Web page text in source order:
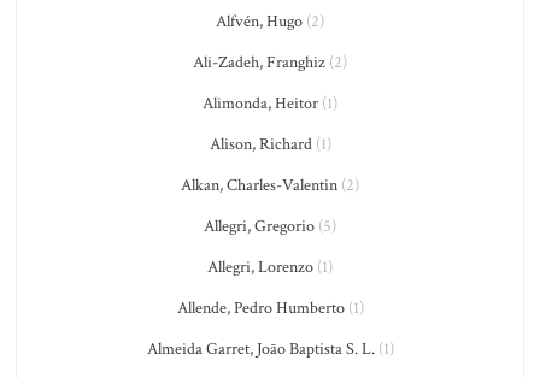
Alfvén, Hugo (2)
Ali-Zadeh, Franghiz (2)
Alimonda, Heitor (1)
Alison, Richard(1)
Alkan, Charles-Valentin (2)
Allegri, Gregorio (5)
Allegri, Lorenzo (1)
Allende, Pedro Humberto(1)
Almeida Garret, João Baptista S. L.(1)